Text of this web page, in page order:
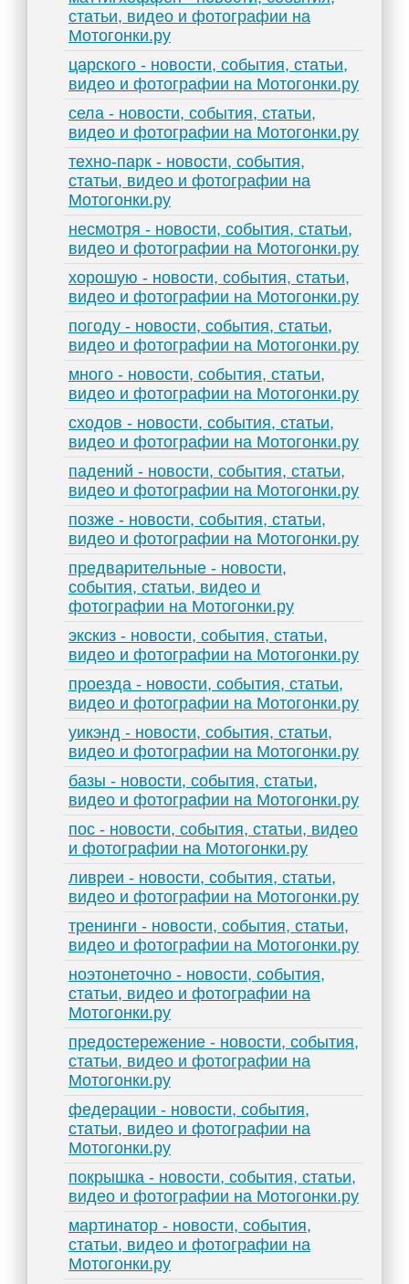
статьи, видео и фотографии на
Мотогонки.ру
царского - новости, события, статьи,
видео и фотографии на Мотогонки.ру
села - новости, события, статьи,
видео и фотографии на Мотогонки.ру
техно-парк - новости, события,
статьи, видео и фотографии на
Мотогонки.ру
несмотря - новости, события, статьи,
видео и фотографии на Мотогонки.ру
хорошую - новости, события, статьи,
видео и фотографии на Мотогонки.ру
погоду - новости, события, статьи,
видео и фотографии на Мотогонки.ру
много - новости, события, статьи,
видео и фотографии на Мотогонки.ру
сходов - новости, события, статьи,
видео и фотографии на Мотогонки.ру
падений - новости, события, статьи,
видео и фотографии на Мотогонки.ру
позже - новости, события, статьи,
видео и фотографии на Мотогонки.ру
предварительные - новости,
события, статьи, видео и
фотографии на Мотогонки.ру
экскиз - новости, события, статьи,
видео и фотографии на Мотогонки.ру
проезда - новости, события, статьи,
видео и фотографии на Мотогонки.ру
уикэнд - новости, события, статьи,
видео и фотографии на Мотогонки.ру
базы - новости, события, статьи,
видео и фотографии на Мотогонки.ру
пос - новости, события, статьи, видео
и фотографии на Мотогонки.ру
ливреи - новости, события, статьи,
видео и фотографии на Мотогонки.ру
тренинги - новости, события, статьи,
видео и фотографии на Мотогонки.ру
ноэтонеточно - новости, события,
статьи, видео и фотографии на
Мотогонки.ру
предостережение - новости, события,
статьи, видео и фотографии на
Мотогонки.ру
федерации - новости, события,
статьи, видео и фотографии на
Мотогонки.ру
покрышка - новости, события, статьи,
видео и фотографии на Мотогонки.ру
мартинатор - новости, события,
статьи, видео и фотографии на
Мотогонки.ру